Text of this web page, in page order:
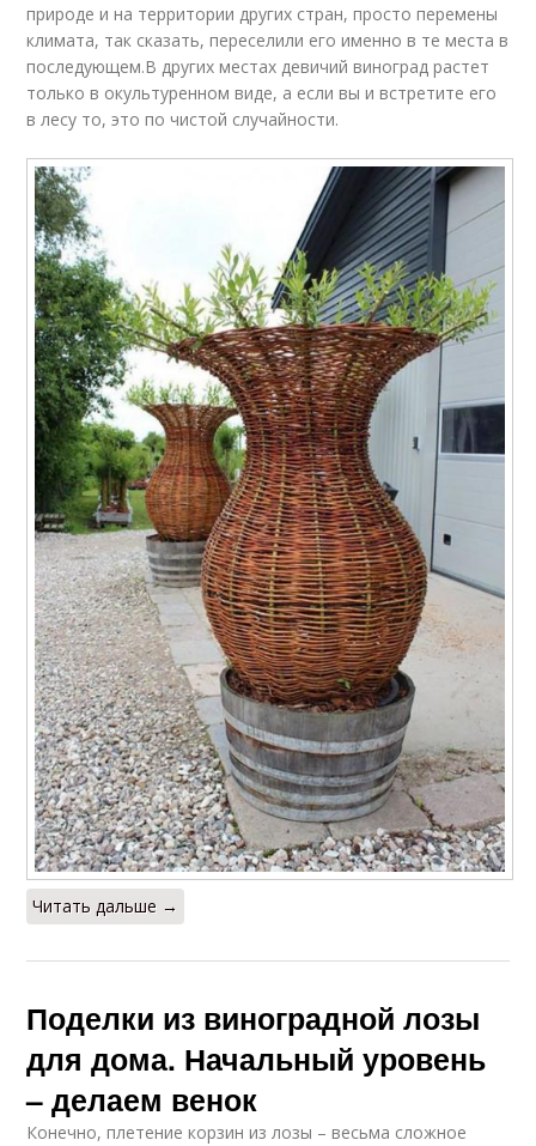
природе и на территории других стран, просто перемены
климата, так сказать, переселили его именно в те места в
последующем.В других местах девичий виноград растет
только в окультуренном виде, а если вы и встретите его
в лесу то, это по чистой случайности.
Читать дальше →
Поделки из виноградной лозы
для дома. Начальный уровень
– делаем венок
Конечно, плетение корзин из лозы – весьма сложное